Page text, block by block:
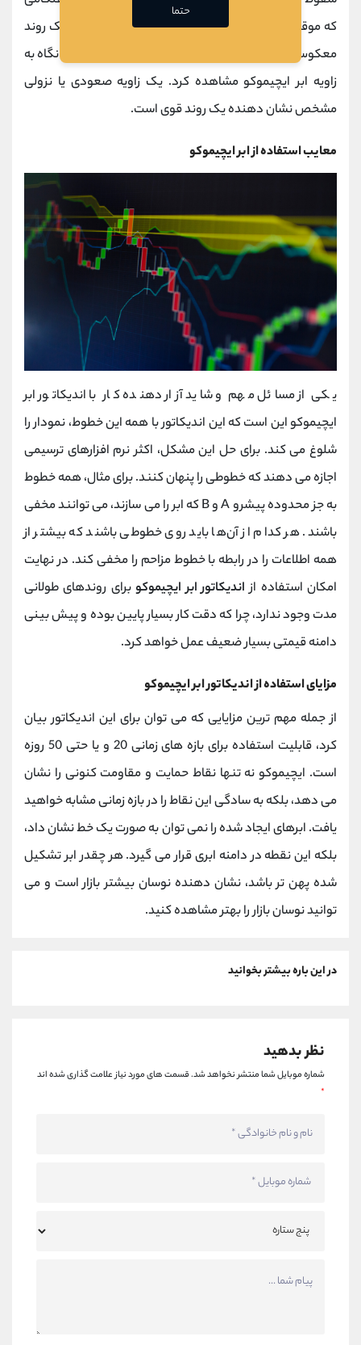
که موقعیت محدوده های اصلی A و B تغییر می کند، یک روند
معکوس مشاهده می شود. قدرت این روند را می توان با نگاه به
زاویه ابر ایچیموکو مشاهده کرد. یک زاویه صعودی یا نزولی
مشخص نشان دهنده یک روند قوی است.
معایب استفاده از ابر ایچیموکو
یکی از مسائل مهم و شاید آزار دهنده کار با اندیکاتور ابر
ایچیموکو این است که این اندیکاتور با همه این خطوط، نمودار را
شلوغ می کند. برای حل این مشکل، اکثر نرم افزارهای ترسیمی
اجازه می دهند که خطوطی را پنهان کنند. برای مثال، همه خطوط
به جز محدوده پیشرو A و B که ابر را می سازند، می توانند مخفی
باشند. هر کدام از آن‌ها باید روی خطوطی باشند که بیشتر از
همه اطلاعات را در رابطه با خطوط مزاحم را مخفی کند. در نهایت
امکان استفاده ازاندیکاتور ابر ایچیموکوبرای روندهای طولانی
مدت وجود ندارد، چرا که دقت کار بسیار پایین بوده و پیش بینی
دامنه قیمتی بسیار ضعیف عمل خواهد کرد.
مزایای استفاده از اندیکاتور ابر ایچیموکو
از جمله مهم ترین مزایایی که می توان برای این اندیکاتور بیان
کرد، قابلیت استفاده برای بازه های زمانی 20 و یا حتی 50 روزه
است. ایچیموکو نه تنها نقاط حمایت و مقاومت کنونی را نشان
می دهد، بلکه به سادگی این نقاط را در بازه زمانی مشابه خواهید
یافت. ابرهای ایجاد شده را نمی توان به صورت یک خط نشان داد،
بلکه این نقطه در دامنه ابری قرار می گیرد. هر چقدر ابر تشکیل
شده پهن تر باشد، نشان دهنده نوسان بیشتر بازار است و می
توانید نوسان بازار را بهتر مشاهده کنید.
در این باره بیشتر بخوانید
نظر بدهید
شماره موبایل شما منتشر نخواهد شد.قسمت های مورد نیاز علامت گذاری شده اند
*
حتما